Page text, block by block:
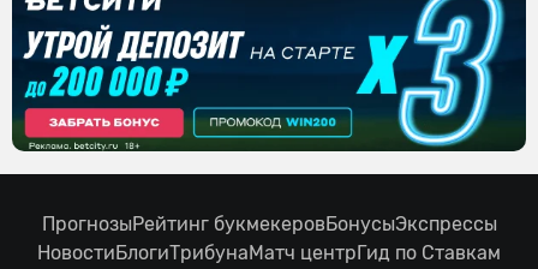
ПрогнозыРейтинг букмекеровБонусыЭкспрессы
НовостиБлогиТрибунаМатч центрГид по Ставкам